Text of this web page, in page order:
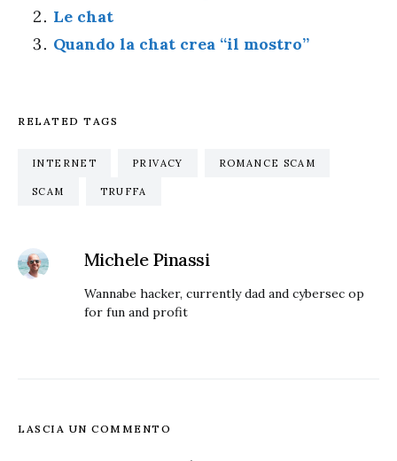
Le chat
Quando la chat crea “il mostro”
RELATED TAGS
INTERNET PRIVACY ROMANCE SCAM
SCAM TRUFFA
Michele Pinassi
Wannabe hacker, currently dad and cybersec op
for fun and profit
LASCIA UN COMMENTO